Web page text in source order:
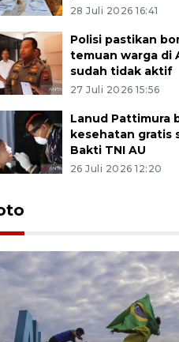
28 Juli 2026 16:41
Polisi pastikan
temuan warga di
sudah tidak aktif
27 Juli 2026 15:56
Lanud Pattimura
kesehatan gratis
Bakti TNI AU
26 Juli 2026 12:20